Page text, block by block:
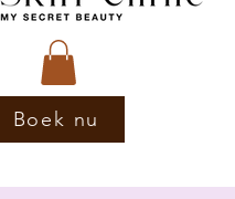
Boek nu